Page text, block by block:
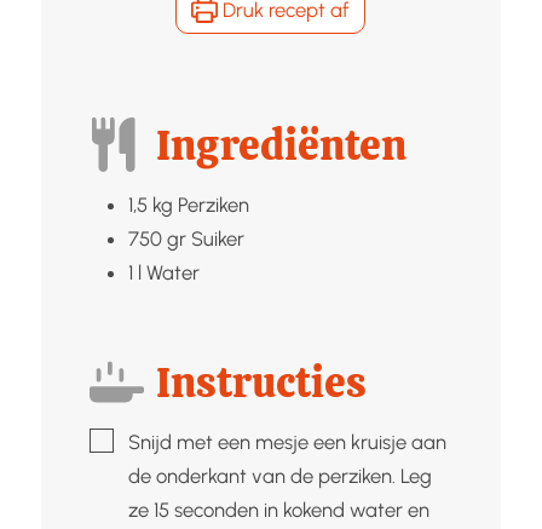
Druk recept af
Ingrediënten
1,5 kg Perziken
750 gr Suiker
1 l Water
Instructies
▢Snijd met een mesje een kruisje aan
de onderkant van de perziken. Leg
ze 15 seconden in kokend water en